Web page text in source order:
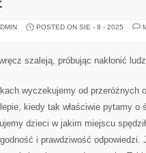
POSTED ON SIE - 8 - 2025
szaleją, próbując nakłonić
wyczekujemy od przeróżnych
kiedy tak właściwie pytamy o
dzieci w jakim miejscu
i prawdziwość